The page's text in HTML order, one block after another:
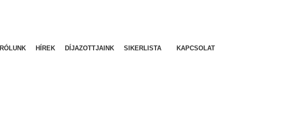
RÓLUNK HÍREK DÍJAZOTTJAINK SIKERLISTA KAPCSOLAT